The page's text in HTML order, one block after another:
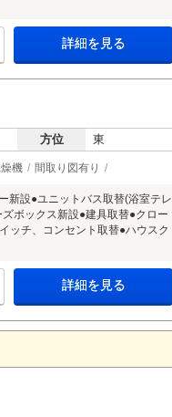
詳細を見る
方位 東
機 間取り図有り
新設●ユニットバス取替(浴室テレ
ボックス新設●建具取替●クロー
ッチ、コンセント取替●ハウスク
詳細を見る